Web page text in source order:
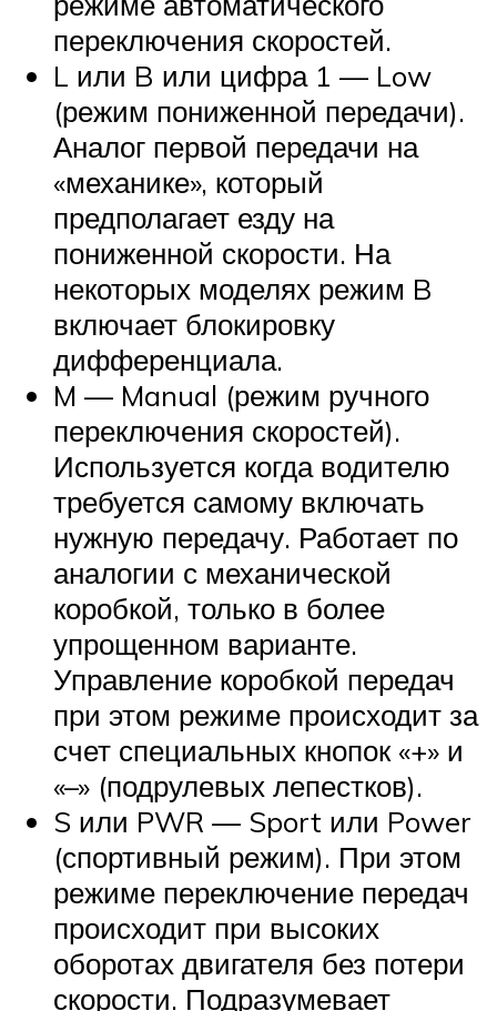
переключения скоростей.
L или B или цифра 1 — Low
(режим пониженной передачи).
Аналог первой передачи на
«механике», который
предполагает езду на
пониженной скорости. На
некоторых моделях режим B
включает блокировку
дифференциала.
M — Manual (режим ручного
переключения скоростей).
Используется когда водителю
требуется самому включать
нужную передачу. Работает по
аналогии с механической
коробкой, только в более
упрощенном варианте.
Управление коробкой передач
при этом режиме происходит за
счет специальных кнопок «+» и
«–» (подрулевых лепестков).
S или PWR — Sport или Power
(спортивный режим). При этом
режиме переключение передач
происходит при высоких
оборотах двигателя без потери
скорости. Подразумевает